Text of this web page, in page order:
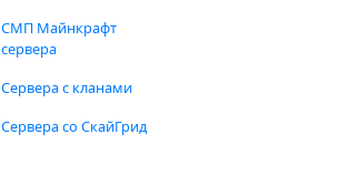
СМП Майнкрафт
сервера
Сервера с кланами
Сервера со СкайГрид